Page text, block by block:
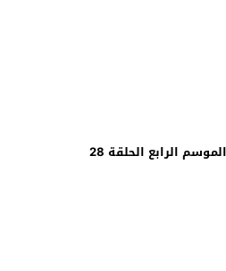
الرابع الحلقة 28